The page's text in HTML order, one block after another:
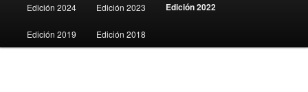
Edición 2024 Edición 2023 Edición 2022
Edición 2019 Edición 2018